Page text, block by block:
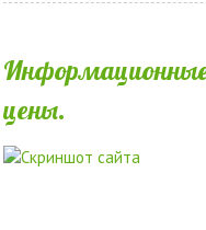
цены.